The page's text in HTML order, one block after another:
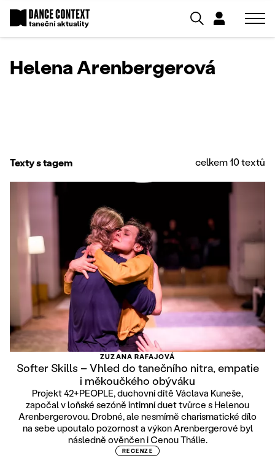
Helena Arenbergerová
Texty s tagem celkem 10 textů
ZUZANA RAFAJOVÁ
Softer Skills – Vhled do tanečního nitra, empatie
i měkoučkého obýváku
Projekt 42+PEOPLE, duchovní dítě Václava Kuneše,
započal v loňské sezóně intimní duet tvůrce s Helenou
Arenbergerovou. Drobné, ale nesmírně charismatické dílo
na sebe upoutalo pozornost a výkon Arenbergerové byl
následně ověnčen i Cenou Thálie.
RECENZE